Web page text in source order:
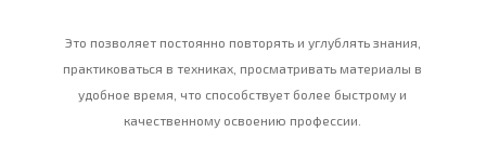
Это позволяет постоянно повторять и углублять знания,
практиковаться в техниках, просматривать материалы в
удобное время, что способствует более быстрому и
качественному освоению профессии.